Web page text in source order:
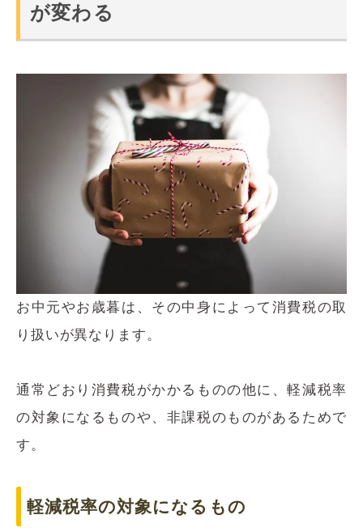
が変わる
お中元やお歳暮は、その中身によって消費税の取
り扱いが異なります。
通常どおり消費税がかかるものの他に、軽減税率
の対象になるものや、非課税のものがあるためで
す。
軽減税率の対象になるもの